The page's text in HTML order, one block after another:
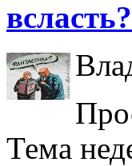
всласть?
Тема